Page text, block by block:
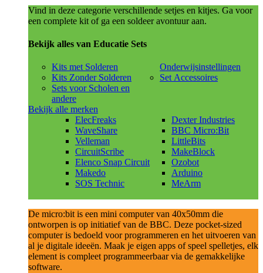
Vind in deze categorie verschillende setjes en kitjes. Ga voor
een complete kit of ga een soldeer avontuur aan.
Bekijk alles van Educatie Sets
Kits met Solderen
Kits Zonder Solderen
Sets voor Scholen en
andere
Onderwijsinstellingen
Set Accessoires
Bekijk alle merken
ElecFreaks
WaveShare
Velleman
CircuitScribe
Elenco Snap Circuit
Makedo
SOS Technic
Dexter Industries
BBC Micro:Bit
LittleBits
MakeBlock
Ozobot
Arduino
MeArm
De micro:bit is een mini computer van 40x50mm die
ontworpen is op initiatief van de BBC. Deze pocket-sized
computer is bedoeld voor programmeren en het uitvoeren van
al je digitale ideeën. Maak je eigen apps of speel spelletjes, elk
element is compleet programmeerbaar via de gemakkelijke
software.